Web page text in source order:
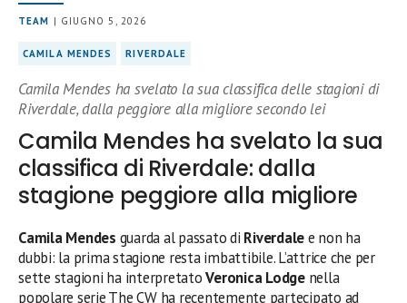
TEAM | GIUGNO 5, 2026
CAMILA MENDES RIVERDALE
Camila Mendes ha svelato la sua classifica delle stagioni di
Riverdale, dalla peggiore alla migliore secondo lei
Camila Mendes ha svelato la sua
classifica di Riverdale: dalla
stagione peggiore alla migliore
Camila Mendes guarda al passato di Riverdalee non ha
dubbi: la prima stagione resta imbattibile. L’attrice che per
sette stagioni ha interpretatoVeronica Lodgenella
popolare serie The CW ha recentemente partecipato ad